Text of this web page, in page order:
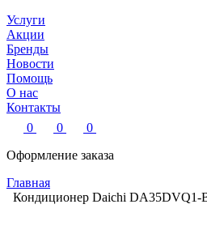
Услуги
Акции
Бренды
Новости
Помощь
О нас
Контакты
0
0
0
Оформление заказа
Главная
Кондиционер Daichi DA35DVQ1-